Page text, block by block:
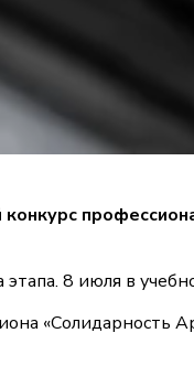
конкурс
8 июля в
«Солидарность